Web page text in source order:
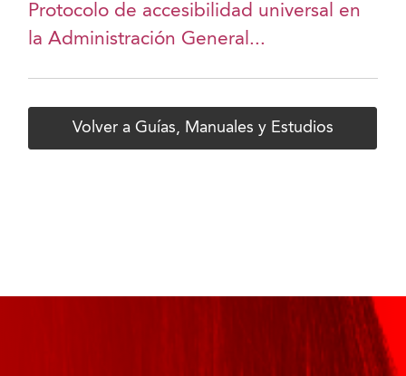
Protocolo de accesibilidad universal en
la Administración General...
Volver a Guías, Manuales y Estudios